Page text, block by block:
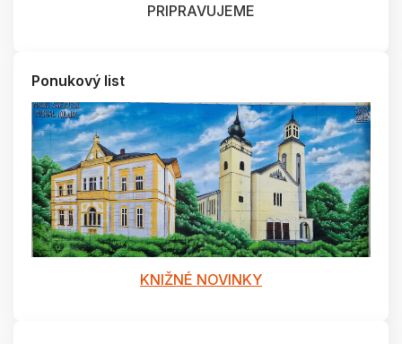
PRIPRAVUJEME
Ponukový list
KNIŽNÉ NOVINKY